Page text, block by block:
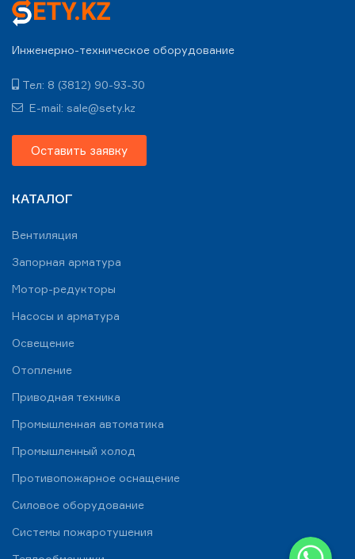
Инженерно-техническое оборудование
Тел: 8 (3812) 90-93-30
E-mail: sale@sety.kz
Оставить заявку
КАТАЛОГ
Вентиляция
Запорная арматура
Мотор-редукторы
Насосы и арматура
Освещение
Отопление
Приводная техника
Промышленная автоматика
Промышленный холод
Противопожарное оснащение
Силовое оборудование
Системы пожаротушения
WhatsApp